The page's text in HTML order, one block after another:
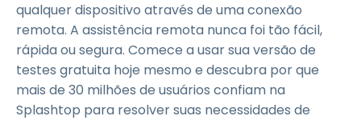
qualquer dispositivo através de uma conexão
remota. A assistência remota nunca foi tão fácil,
rápida ou segura. Comece a usar sua versão de
testes gratuita hoje mesmo e descubra por que
mais de 30 milhões de usuários confiam na
Splashtop para resolver suas necessidades de